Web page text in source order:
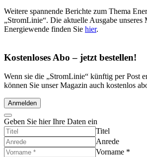
Weitere spannende Berichte zum Thema
„StromLinie“. Die aktuelle Ausgabe unseres
Energiewende finden Sie hier.
Kostenloses Abo – jetzt bestellen!
Wenn sie die „StromLinie“ künftig per Post
können Sie unser Magazin auch kostenlos
Anmelden
Geben Sie hier Ihre Daten ein
Titel
Anrede
Vorname *